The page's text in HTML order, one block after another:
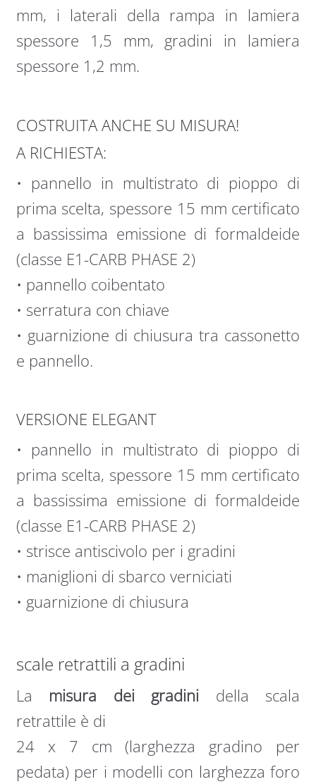
mm, i laterali della rampa in lamiera
spessore 1,5 mm, gradini in lamiera
spessore 1,2 mm.
COSTRUITA ANCHE SU MISURA!
A RICHIESTA:
• pannello in multistrato di pioppo di
prima scelta, spessore 15 mm certificato
a bassissima emissione di formaldeide
(classe E1-CARB PHASE 2)
• pannello coibentato
• serratura con chiave
• guarnizione di chiusura tra cassonetto
e pannello.
VERSIONE ELEGANT
• pannello in multistrato di pioppo di
prima scelta, spessore 15 mm certificato
a bassissima emissione di formaldeide
(classe E1-CARB PHASE 2)
• strisce antiscivolo per i gradini
• maniglioni di sbarco verniciati
• guarnizione di chiusura
scale retrattili a gradini
La misura dei gradini della scala
retrattile è di
24 x 7 cm (larghezza gradino per
pedata) per i modelli con larghezza foro